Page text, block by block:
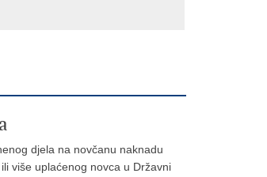
djela na novčanu naknadu
više uplaćenog novca u Državni